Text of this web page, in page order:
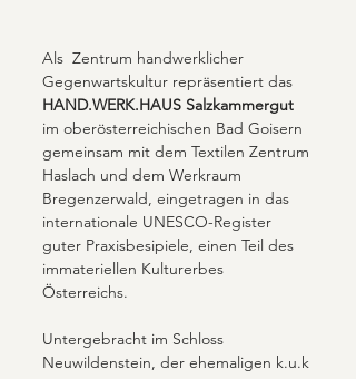
Als  Zentrum handwerklicher
Gegenwartskultur repräsentiert das
HAND.WERK.HAUS Salzkammergut
im oberösterreichischen Bad Goisern
gemeinsam mit dem Textilen Zentrum
Haslach und dem Werkraum
Bregenzerwald, eingetragen in das
internationale UNESCO-Register
guter Praxisbesipiele, einen Teil des
immateriellen Kulturerbes
Österreichs.
Untergebracht im Schloss
Neuwildenstein, der ehemaligen k.u.k